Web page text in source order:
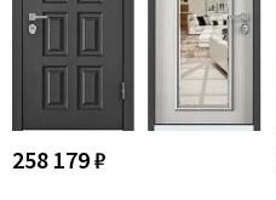
258 179 ₽